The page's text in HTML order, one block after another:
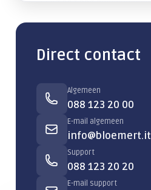
Direct contact
Algemeen
088 123 20 00
E-mail algemeen
info@bloemert.it
Support
088 123 20 20
E-mail support